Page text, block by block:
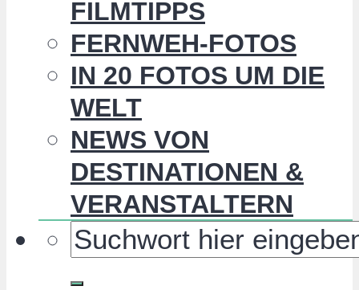
FILMTIPPS
FERNWEH-FOTOS
IN 20 FOTOS UM DIE
WELT
NEWS VON
DESTINATIONEN &
VERANSTALTERN